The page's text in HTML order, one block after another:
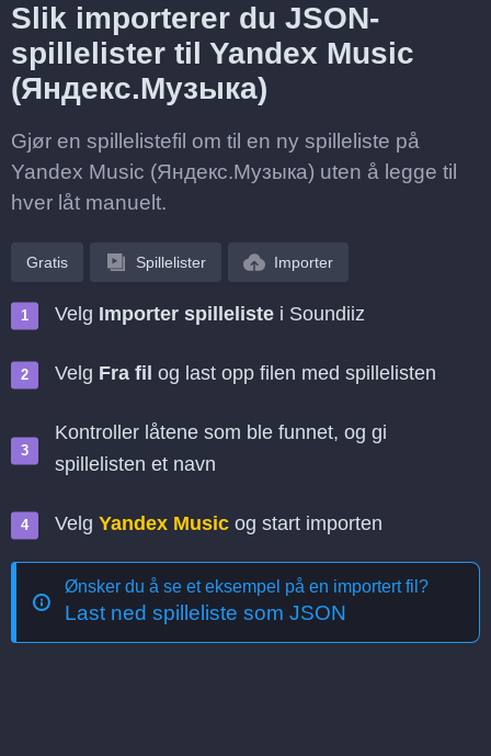
Slik importerer du JSON-
spillelister til Yandex Music
(Яндекс.Музыка)
Gjør en spillelistefil om til en ny spilleliste på
Yandex Music (Яндекс.Музыка) uten å legge til
hver låt manuelt.
Gratis Spillelister Importer
Velg Importer spilleliste i Soundiiz
Velg Fra fil og last opp filen med spillelisten
Kontroller låtene som ble funnet, og gi
spillelisten et navn
Velg Yandex Music og start importen
Ønsker du å se et eksempel på en importert fil?
Last ned spilleliste som JSON